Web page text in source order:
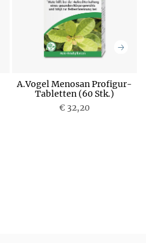
A.Vogel Menosan Profigur-
Tabletten (60 Stk.)
€ 32,20